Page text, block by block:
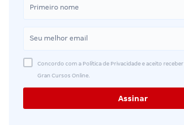
Concordo com a Política de Privacidade e aceito
Gran Cursos Online.